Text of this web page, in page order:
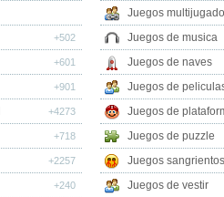
+502
+601
+901
+4273
+718
+2257
+240
Juegos
Juegos de musica
Juegos de naves
Juegos de
Juegos de
Juegos de puzzle
Juegos sangrientos
Juegos de vestir